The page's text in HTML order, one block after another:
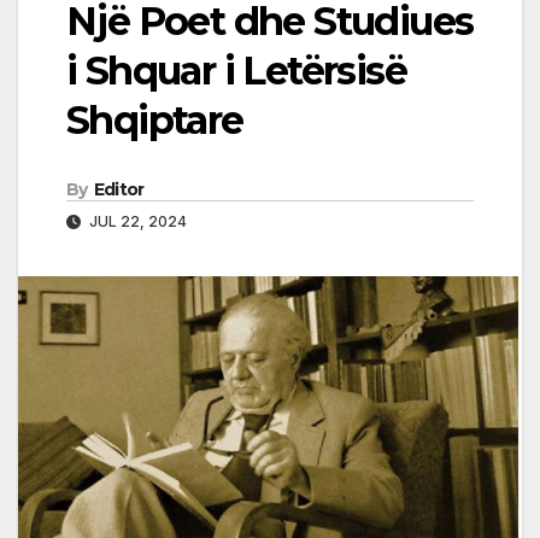
Një Poet dhe Studiues
i Shquar i Letërsisë
Shqiptare
By Editor
JUL 22, 2024